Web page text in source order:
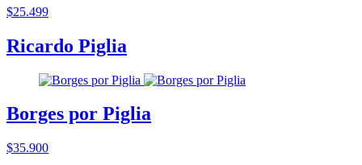
$25.499
Ricardo Piglia
Borges por Piglia
$35.900